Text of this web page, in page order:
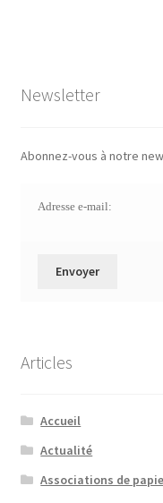
Newsletter
Abonnez-vous à notre
Adresse e-mail:
Articles
Accueil
Actualité
Associations de